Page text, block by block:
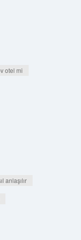
otel mi
anlaşılır